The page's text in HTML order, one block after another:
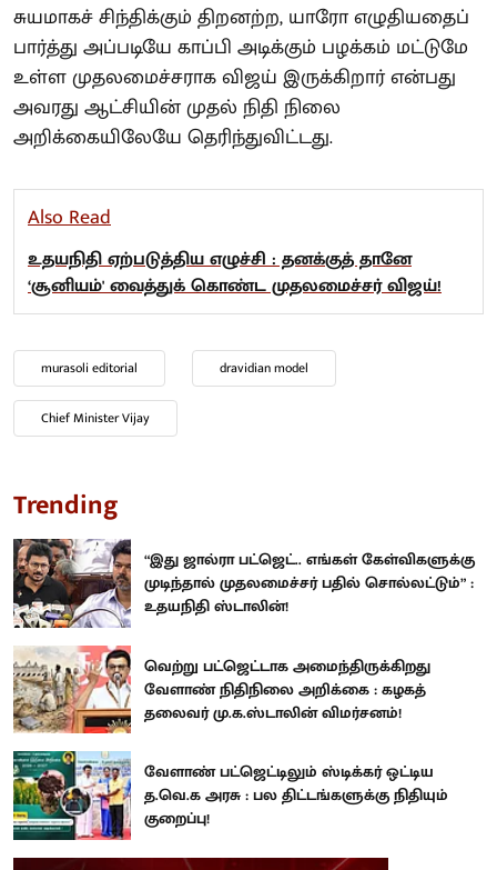
சுயமாகச் சிந்திக்கும் திறனற்ற, யாரோ எழுதியதைப்
பார்த்து அப்படியே காப்பி அடிக்கும் பழக்கம் மட்டுமே
உள்ள முதலமைச்சராக விஜய் இருக்கிறார் என்பது
அவரது ஆட்சியின் முதல் நிதி நிலை
அறிக்கையிலேயே தெரிந்துவிட்டது.
Also Read
உதயநிதி ஏற்படுத்திய எழுச்சி : தனக்குத் தானே
‘சூனியம்' வைத்துக் கொண்ட முதலமைச்சர் விஜய்!
murasoli editorial dravidian model
Chief Minister Vijay
Trending
“இது ஜால்ரா பட்ஜெட்.. எங்கள் கேள்விகளுக்கு
முடிந்தால் முதலமைச்சர் பதில் சொல்லட்டும்” :
உதயநிதி ஸ்டாலின்!
வெற்று பட்ஜெட்டாக அமைந்திருக்கிறது
வேளாண் நிதிநிலை அறிக்கை : கழகத்
தலைவர் மு.க.ஸ்டாலின் விமர்சனம்!
வேளாண் பட்ஜெட்டிலும் ஸ்டிக்கர் ஒட்டிய
த.வெ.க அரசு : பல திட்டங்களுக்கு நிதியும்
குறைப்பு!